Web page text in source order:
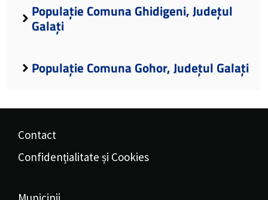
Populație Comuna Ghidigeni, Județul
Galați
Populație Comuna Gohor, Județul Galați
Contact
Confidențialitate și Cookies